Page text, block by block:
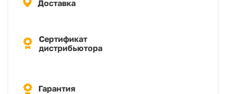
Доставка
Сертификат
дистрибьютора
Гарантия